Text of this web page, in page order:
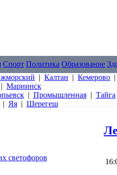
Спорт Политика Образование
| Калтан | Кемерово |
| Мариинск
| Промышленная| Тайга
| Яя | Шерегеш
светофоров